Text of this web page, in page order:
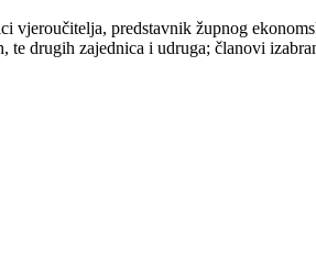
vjeroučitelja, predstavnik župnog
te drugih zajednica i udruga; članovi